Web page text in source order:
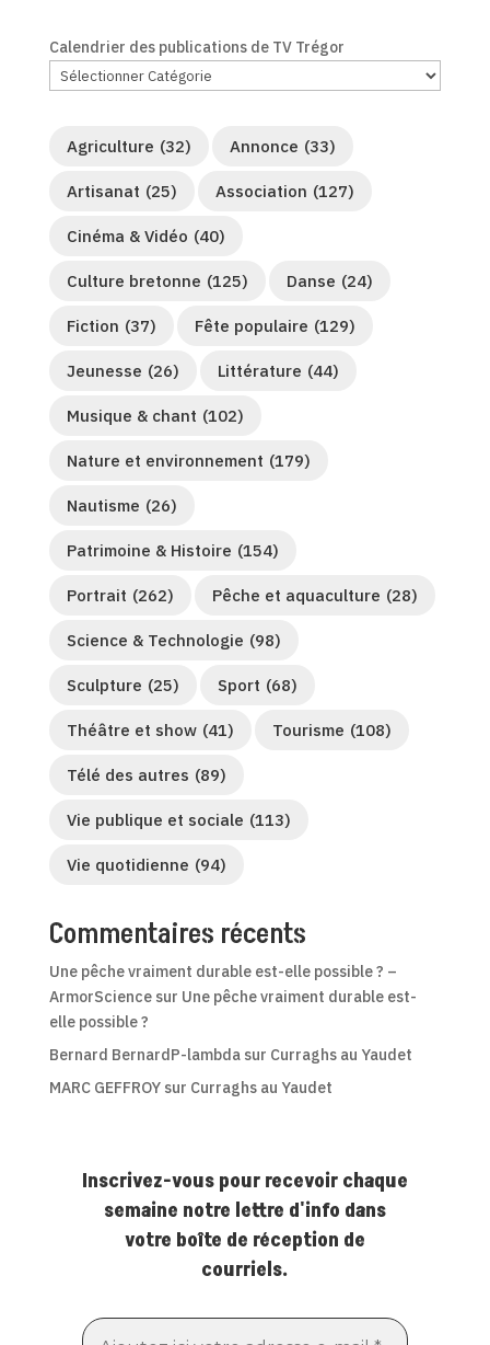
Calendrier des publications de TV Trégor
Agriculture (32) Annonce (33)
Artisanat (25) Association (127)
Cinéma & Vidéo (40)
Culture bretonne (125) Danse (24)
Fiction (37) Fête populaire (129)
Jeunesse (26) Littérature (44)
Musique & chant (102)
Nature et environnement (179)
Nautisme (26)
Patrimoine & Histoire (154)
Portrait (262) Pêche et aquaculture (28)
Science & Technologie (98)
Sculpture (25) Sport (68)
Théâtre et show (41) Tourisme (108)
Télé des autres (89)
Vie publique et sociale (113)
Vie quotidienne (94)
Commentaires récents
Une pêche vraiment durable est-elle possible ? –
ArmorSciencesur Une pêche vraiment durable est-
elle possible ?
Bernard BernardP-lambdasur Curraghs au Yaudet
MARC GEFFROYsur Curraghs au Yaudet
Inscrivez-vous pour recevoir chaque
semaine notre lettre d'info dans
votre boîte de réception de
courriels.